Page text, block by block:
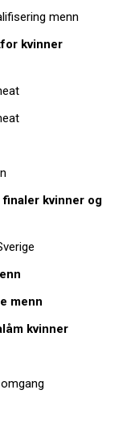
menn
kvinner
kvinner og
menn
kvinner